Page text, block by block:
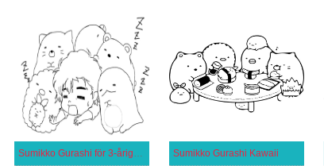
Sumikko Gurashi för 3-åriga Barn Sumikko Gurashi Kawaii